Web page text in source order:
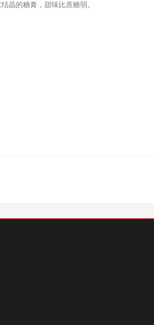
结晶的糖膏，甜味比蔗糖弱。